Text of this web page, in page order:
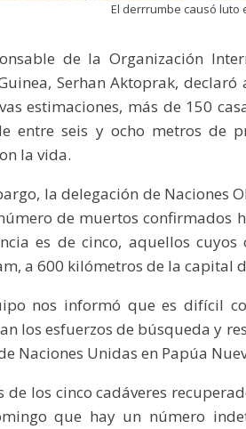
El derrrumbe causó luto
de la Organización
Serhan Aktoprak,
estimaciones, más de 150
entre seis y ocho metros de
la vida.
la delegación de Naciones
de muertos confirmados
es de cinco, aquellos
a 600 kilómetros de la capital
nos informó que es difícil
los esfuerzos de búsqueda y
Naciones Unidas en Papúa
de los cinco cadáveres
que hay un número